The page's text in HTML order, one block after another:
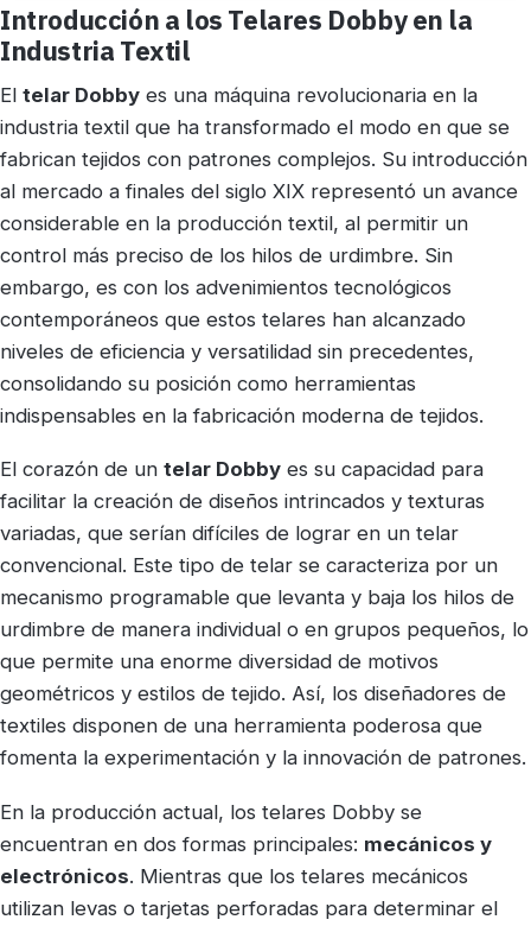
Introducción a los Telares Dobby en la
Industria Textil
El telar Dobby es una máquina revolucionaria en la
industria textil que ha transformado el modo en que se
fabrican tejidos con patrones complejos. Su introducción
al mercado a finales del siglo XIX representó un avance
considerable en la producción textil, al permitir un
control más preciso de los hilos de urdimbre. Sin
embargo, es con los advenimientos tecnológicos
contemporáneos que estos telares han alcanzado
niveles de eficiencia y versatilidad sin precedentes,
consolidando su posición como herramientas
indispensables en la fabricación moderna de tejidos.
El corazón de un telar Dobby es su capacidad para
facilitar la creación de diseños intrincados y texturas
variadas, que serían difíciles de lograr en un telar
convencional. Este tipo de telar se caracteriza por un
mecanismo programable que levanta y baja los hilos de
urdimbre de manera individual o en grupos pequeños, lo
que permite una enorme diversidad de motivos
geométricos y estilos de tejido. Así, los diseñadores de
textiles disponen de una herramienta poderosa que
fomenta la experimentación y la innovación de patrones.
En la producción actual, los telares Dobby se
encuentran en dos formas principales: mecánicos y
electrónicos. Mientras que los telares mecánicos
utilizan levas o tarjetas perforadas para determinar el